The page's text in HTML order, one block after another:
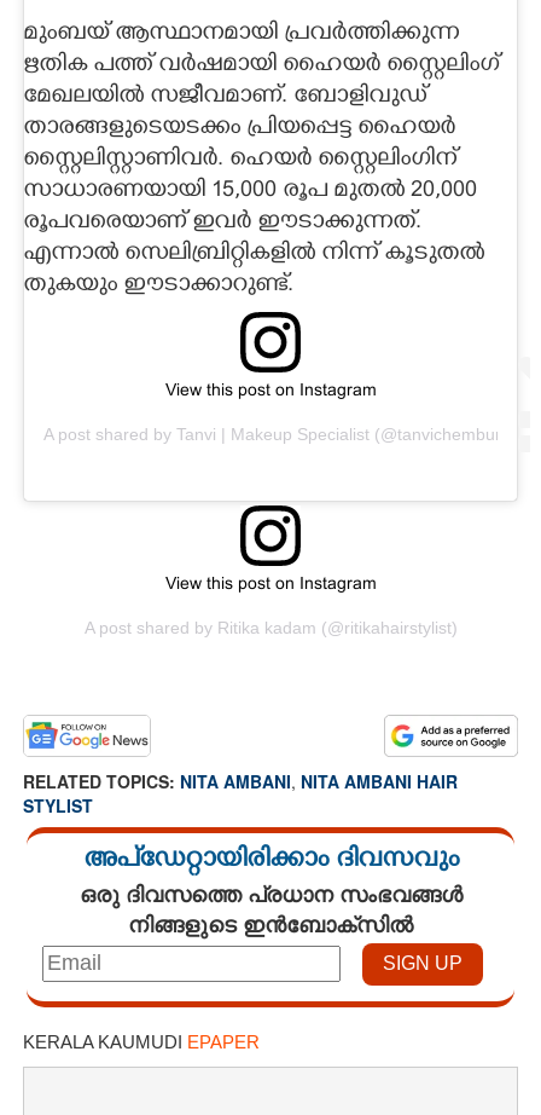
മുംബയ് ആസ്ഥാനമായി പ്രവർത്തിക്കുന്ന
ഋതിക പത്ത് വർഷമായി ഹൈയർ സ്റ്റൈലിംഗ്
മേഖലയിൽ സജീവമാണ്. ബോളിവുഡ്
താരങ്ങളുടെയടക്കം പ്രിയപ്പെട്ട ഹൈയർ
സ്റ്റൈലിസ്റ്റാണിവർ. ഹെയർ സ്റ്റൈലിംഗിന്
സാധാരണയായി 15,000 രൂപ മുതൽ 20,000
രൂപവരെയാണ് ഇവർ ഈടാക്കുന്നത്.
എന്നാൽ സെലിബ്രിറ്റികളിൽ നിന്ന് കൂടുതൽ
തുകയും ഈടാക്കാറുണ്ട്.
View this post on Instagram
A post shared by Tanvi | Makeup Specialist (@tanvichemburkar)
View this post on Instagram
A post shared by Ritika kadam (@ritikahairstylist)
RELATED TOPICS: NITA AMBANI, NITA AMBANI HAIR
STYLIST
അപ്ഡേറ്റായിരിക്കാം ദിവസവും
ഒരു ദിവസത്തെ പ്രധാന സംഭവങ്ങൾ
നിങ്ങളുടെ ഇൻബോക്സിൽ
KERALA KAUMUDI EPAPER